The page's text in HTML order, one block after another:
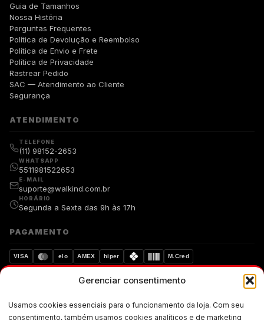
Gerenciar consentimento
Usamos cookies essenciais para o funcionamento da loja. Com seu
consentimento, também usamos cookies analíticos e de marketing
Guia de Tamanhos
Nossa História
Perguntas Frequentes
Política de Devolução e Reembolso
Política de Envio e Frete
Política de Privacidade
Rastrear Pedido
SAC — Atendimento ao Cliente
Segurança
ATENDIMENTO
TELEFONE
(11) 98152-2653
WHATSAPP
5511981522653
E-MAIL
suporte@walkind.com.br
HORÁRIO
Segunda a Sexta das 9h às 17h
PAGAMENTO
VISA elo AMEX hiper M.Cred
Dados protegidos
Walkind. Copyright © 2019-walkind.com.br Todos os direitos